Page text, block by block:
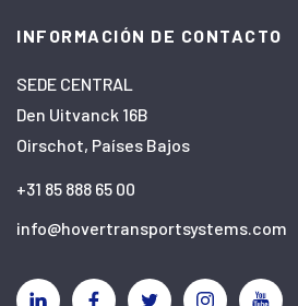
INFORMACIÓN DE CONTACTO
SEDE CENTRAL
Den Uitvanck 16B
Oirschot, Países Bajos
+31 85 888 65 00
info@hovertransportsystems.com
LinkedinFacebookTwitterInstagramYouTube